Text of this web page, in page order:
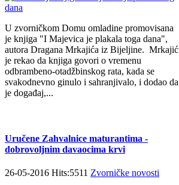
U zvorničkom Domu omladine promovisana
je knjiga "I Majevica je plakala toga dana",
autora Dragana Mrkajića iz Bijeljine. Mrkajić
je rekao da knjiga govori o vremenu
odbrambeno-otadžbinskog rata, kada se
svakodnevno ginulo i sahranjivalo, i dodao da
je događaj,...
Uručene Zahvalnice maturantima -
dobrovoljnim davaocima krvi
26-05-2016 Hits:5511 Zvorničke novosti